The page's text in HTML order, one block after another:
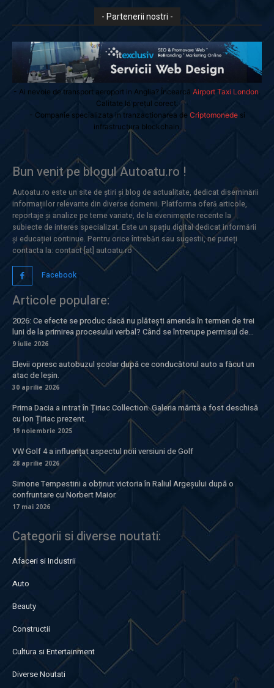
- Partenerii nostri -
- Ai nevoie de transport aeroport in Anglia? Încearcă Airport Taxi London
Calitate la prețul corect.
- Companie specializata in tranzactionarea de Criptomonedesi
infrastructura blockchain.
Bun venit pe blogul Autoatu.ro !
Autoatu.ro este un site de știri și blog de actualitate, dedicat diseminării
informațiilor relevante din diverse domenii. Platforma oferă articole,
reportaje și analize pe teme variate, de la evenimente recente la
subiecte de interes specializat. Este un spațiu digital dedicat informării
și educației continue. Pentru orice întrebări sau sugestii, ne puteți
contacta la: contact [at] autoatu.ro
Facebook
Articole populare:
2026: Ce efecte se produc dacă nu plătești amenda în termen de trei
luni de la primirea procesului verbal? Când se întrerupe permisul de...
9 iulie 2026
Elevii opresc autobuzul școlar după ce conducătorul auto a făcut un
atac de leșin.
30 aprilie 2026
Prima Dacia a intrat în Țiriac Collection. Galeria mărită a fost deschisă
cu Ion Țiriac prezent.
19 noiembrie 2025
VW Golf 4 a influențat aspectul noii versiuni de Golf
28 aprilie 2026
Simone Tempestini a obținut victoria în Raliul Argeșului după o
confruntare cu Norbert Maior.
17 mai 2026
Categorii si diverse noutati:
Afaceri si Industrii
Auto
Beauty
Constructii
Cultura si Entertainment
Diverse Noutati